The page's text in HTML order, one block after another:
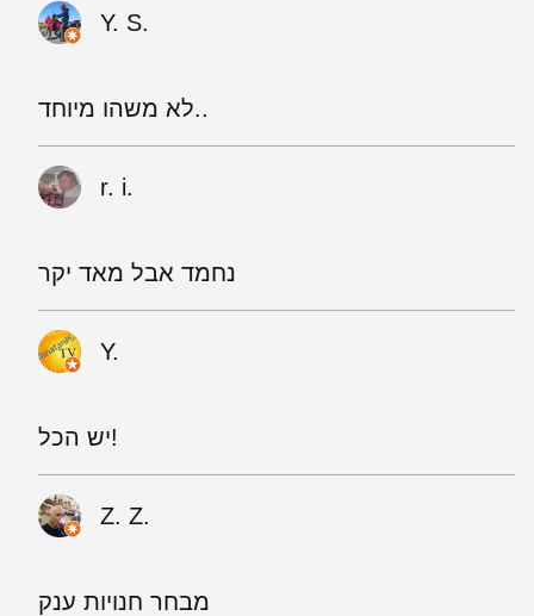
Y. S.
לא משהו מיוחד..
r. i.
נחמד אבל מאד יקר
Y.
יש הכל!
Z. Z.
מבחר חנויות ענק